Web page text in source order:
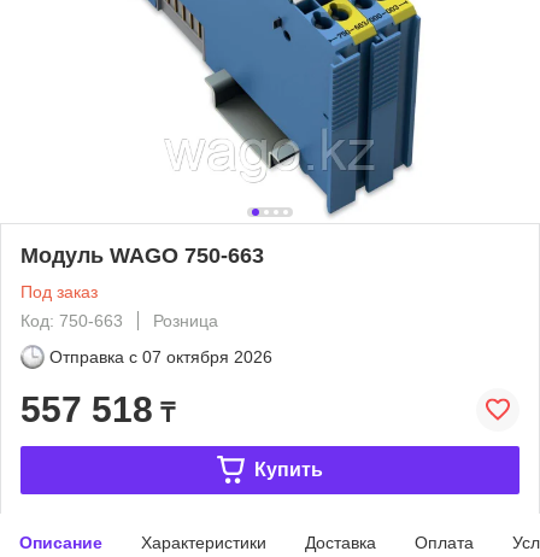
Модуль WAGO 750-663
Под заказ
Код: 750-663
Розница
Отправка с 07 октября 2026
557 518 ₸
Купить
Описание Характеристики Доставка Оплата